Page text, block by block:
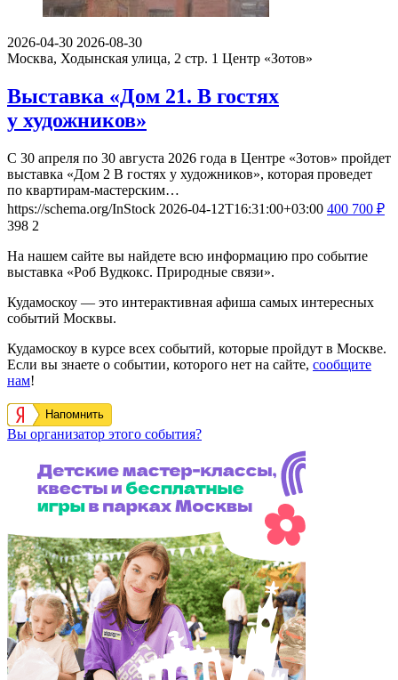
2026-04-30 2026-08-30
Москва, Ходынская улица, 2 стр. 1 Центр «Зотов»
Выставка «Дом 21. В гостях
у художников»
С 30 апреля по 30 августа 2026 года в Центре «Зотов» пройдет
выставка «Дом 2 В гостях у художников», которая проведет
по квартирам-мастерским…
https://schema.org/InStock 2026-04-12T16:31:00+03:00 400 700 ₽
398 2
На нашем сайте вы найдете всю информацию про событие
выставка «Роб Вудкокс. Природные связи».
Кудамоскоу — это интерактивная афиша самых интересных
событий Москвы.
Кудамоскоу в курсе всех событий, которые пройдут в Москве.
Если вы знаете о событии, которого нет на сайте, сообщите
нам!
Напомнить
Вы организатор этого события?